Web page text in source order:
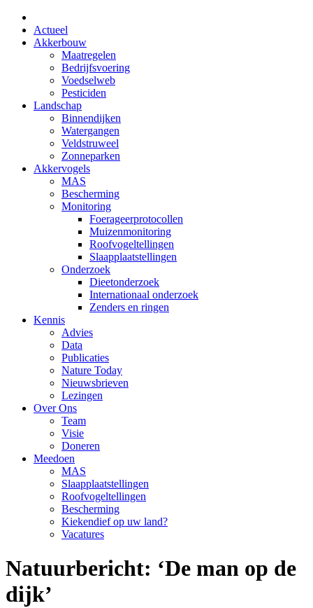
Actueel
Akkerbouw
Maatregelen
Bedrijfsvoering
Voedselweb
Pesticiden
Landschap
Binnendijken
Watergangen
Veldstruweel
Zonneparken
Akkervogels
MAS
Bescherming
Monitoring
Foerageerprotocollen
Muizenmonitoring
Roofvogeltellingen
Slaapplaatstellingen
Onderzoek
Dieetonderzoek
Internationaal onderzoek
Zenders en ringen
Kennis
Advies
Data
Publicaties
Nature Today
Nieuwsbrieven
Lezingen
Over Ons
Team
Visie
Doneren
Meedoen
MAS
Slaapplaatstellingen
Roofvogeltellingen
Bescherming
Kiekendief op uw land?
Vacatures
Natuurbericht: ‘De man op de
dijk’